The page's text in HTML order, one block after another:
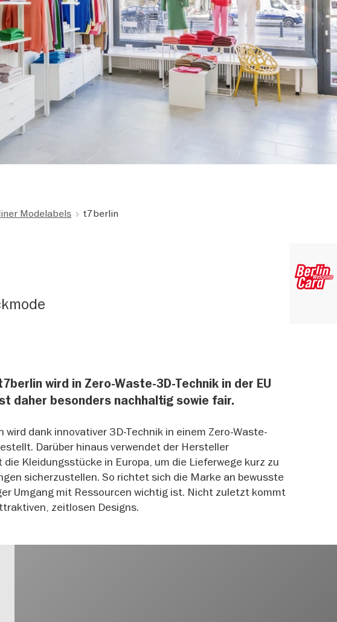
Modelabels t7berlin
wird in Zero-Waste-3D-Technik in der EU
daher besonders nachhaltig sowie fair.
dank innovativer 3D-Technik in einem Zero-Waste-
Darüber hinaus verwendet der Hersteller
Kleidungsstücke in Europa, um die Lieferwege kurz zu
sicherzustellen. So richtet sich die Marke an bewusste
Umgang mit Ressourcen wichtig ist. Nicht zuletzt kommt
zeitlosen Designs.